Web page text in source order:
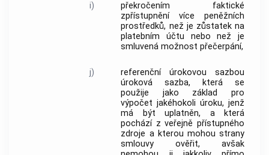
i)
překročením faktické
zpřístupnění více peněžních
prostředků, než je zůstatek na
platebním účtu nebo než je
smluvená možnost přečerpání,
j)
referenční úrokovou sazbou
úroková sazba, která se
použije jako základ pro
výpočet jakéhokoli úroku, jenž
má být uplatněn, a která
pochází z veřejně přístupného
zdroje a kterou mohou strany
smlouvy ověřit, avšak